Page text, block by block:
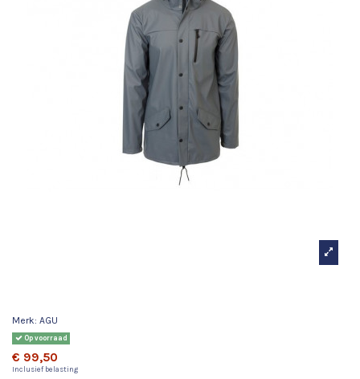
Merk: AGU
Op voorraad
€ 99,50
Inclusief belasting